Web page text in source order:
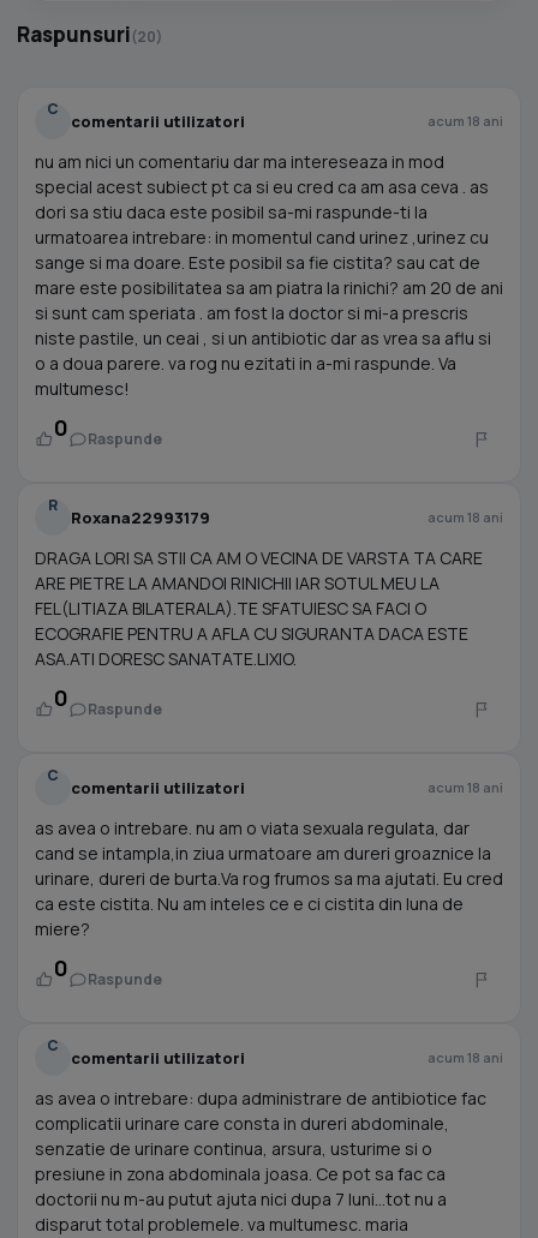
Raspunsuri(20)
C
comentarii utilizatori acum 18 ani
nu am nici un comentariu dar ma intereseaza in mod
special acest subiect pt ca si eu cred ca am asa ceva . as
dori sa stiu daca este posibil sa-mi raspunde-ti la
urmatoarea intrebare: in momentul cand urinez ,urinez cu
sange si ma doare. Este posibil sa fie cistita? sau cat de
mare este posibilitatea sa am piatra la rinichi? am 20 de ani
si sunt cam speriata . am fost la doctor si mi-a prescris
niste pastile, un ceai , si un antibiotic dar as vrea sa aflu si
o a doua parere. va rog nu ezitati in a-mi raspunde. Va
multumesc!
0 Raspunde
R
Roxana22993179 acum 18 ani
DRAGA LORI SA STII CA AM O VECINA DE VARSTA TA CARE
ARE PIETRE LA AMANDOI RINICHII IAR SOTUL MEU LA
FEL(LITIAZA BILATERALA).TE SFATUIESC SA FACI O
ECOGRAFIE PENTRU A AFLA CU SIGURANTA DACA ESTE
ASA.ATI DORESC SANATATE.LIXIO.
0 Raspunde
C
comentarii utilizatori acum 18 ani
as avea o intrebare. nu am o viata sexuala regulata, dar
cand se intampla,in ziua urmatoare am dureri groaznice la
urinare, dureri de burta.Va rog frumos sa ma ajutati. Eu cred
ca este cistita. Nu am inteles ce e ci cistita din luna de
miere?
0 Raspunde
C
comentarii utilizatori acum 18 ani
as avea o intrebare: dupa administrare de antibiotice fac
complicatii urinare care consta in dureri abdominale,
senzatie de urinare continua, arsura, usturime si o
presiune in zona abdominala joasa. Ce pot sa fac ca
doctorii nu m-au putut ajuta nici dupa 7 luni...tot nu a
disparut total problemele. va multumesc. maria